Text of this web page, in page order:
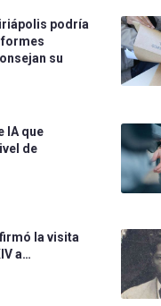
podría
su
IA que
de
la visita
a…